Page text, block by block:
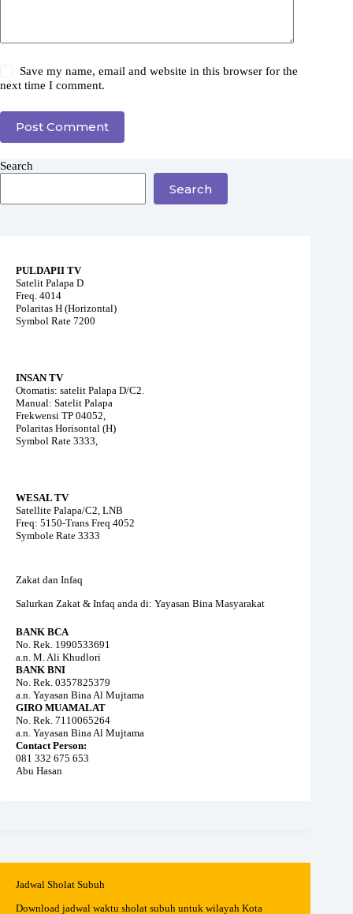
Save my name, email and website in this browser for the
next time I comment.
Post Comment
Search
Search
PULDAPII TV
Satelit Palapa D
Freq. 4014
Polaritas H (Horizontal)
Symbol Rate 7200
INSAN TV
Otomatis: satelit Palapa D/C2.
Manual: Satelit Palapa
Frekwensi TP 04052,
Polaritas Horisontal (H)
Symbol Rate 3333,
WESAL TV
Satellite Palapa/C2, LNB
Freq: 5150-Trans Freq 4052
Symbole Rate 3333
Zakat dan Infaq
Salurkan Zakat & Infaq anda di: Yayasan Bina Masyarakat
BANK BCA
No. Rek. 1990533691
a.n. M. Ali Khudlori
BANK BNI
No. Rek. 0357825379
a.n. Yayasan Bina Al Mujtama
GIRO MUAMALAT
No. Rek. 7110065264
a.n. Yayasan Bina Al Mujtama
Contact Person:
081 332 675 653
Abu Hasan
Jadwal Sholat Subuh
Download jadwal waktu sholat subuh untuk wilayah Kota